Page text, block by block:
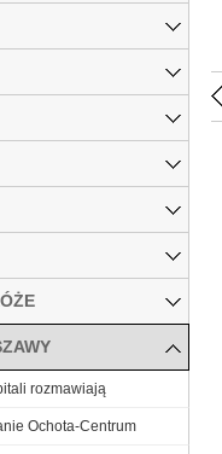
rozmawiają
Ochota-Centrum